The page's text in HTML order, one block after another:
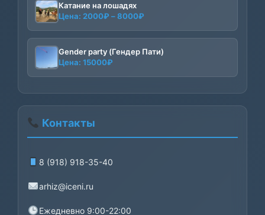
Катание на лошадях
Цена: 2000₽ –8000₽
2000₽
–
Gender party (Гендер Пати)
Цена: 15000₽
Контакты
8 (918) 918-35-40
arhiz@iceni.ru
Ежедневно 9:00-22:00